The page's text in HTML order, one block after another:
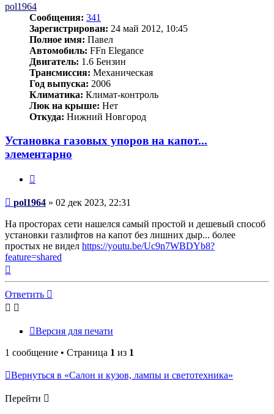
pol1964
Сообщения: 341
Зарегистрирован: 24 май 2012, 10:45
Полное имя: Павел
Автомобиль: FFn Elegance
Двигатель: 1.6 Бензин
Трансмиссия: Механическая
Год выпуска: 2006
Климатика: Климат-контроль
Люк на крыше: Нет
Откуда: Нижний Новгород
Установка газовых упоров на капот...
элементарно
Сообщение
pol1964 » 02 дек 2023, 22:31
На просторах сети нашелся самый простой и дешевый способ
установки газлифтов на капот без лишних дыр... более
простых не видел https://youtu.be/Uc9n7WBDYb8?
feature=shared
началу
Ответить
Версия для печати
1 сообщение • Страница 1 из 1
Вернуться в «Салон и кузов, лампы и светотехника»
Перейти